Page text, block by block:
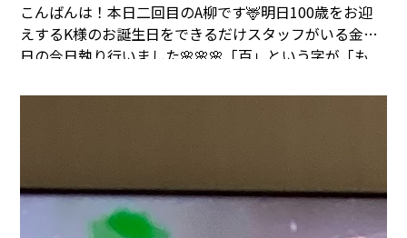
こんばんは！本日二回目のA柳です🦌明日100歳をお迎
えするK様のお誕生日をできるだけスタッフがいる金曜
日の今日執り行いました🌸🌸🌸 「百」という字が「も
じゅ」の二通りがあります。また、「もも」から連想さ
似合う！！サービスマネージャーからお祝いの言葉と花
束の贈呈🎁
100歳の記念日は事前に何か欲しいものはあ
りますか？とお伺いしていたら
「いちごが食べたい」と